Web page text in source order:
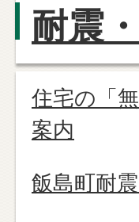
耐震
住宅の「
案内
飯島町耐